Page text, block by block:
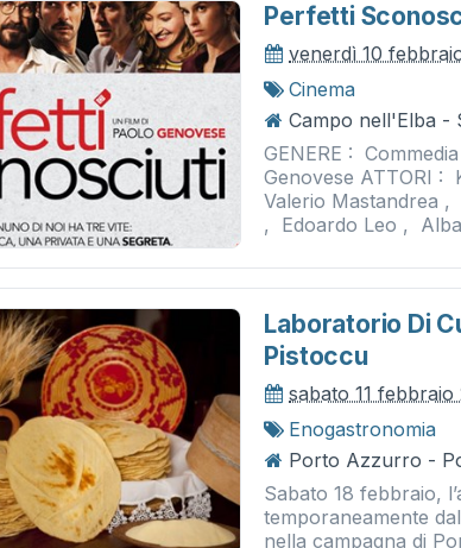
Perfetti
venerdì 10
Cinema
Campo nell'Elba -
GENERE :
Genovese ATTORI :
Valerio Mastandrea
, Edoardo Leo ,
Laboratorio Di
Pistoccu
sabato 11 febbraio
Enogastronomia
Porto Azzurro -
Sabato 18 febbraio,
temporaneamente
nella campagna di